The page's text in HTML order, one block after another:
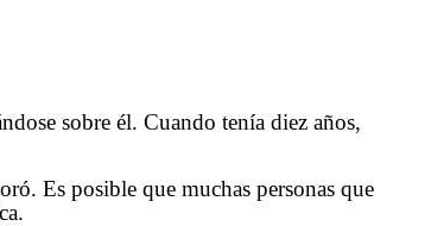
sobre él. Cuando tenía diez años,
Es posible que muchas personas que